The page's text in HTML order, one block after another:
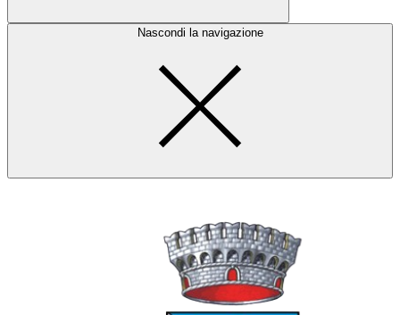
Nascondi la navigazione